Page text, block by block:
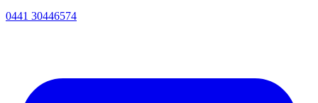
0441 30446574